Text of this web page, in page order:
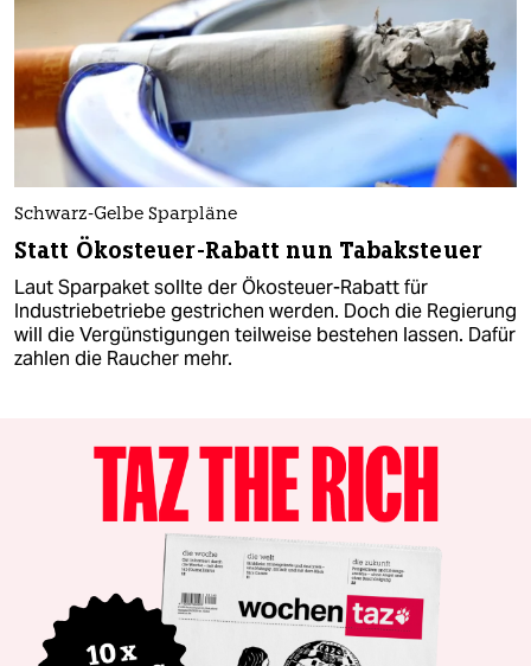
Schwarz-Gelbe Sparpläne
Statt Ökosteuer-Rabatt nun Tabaksteuer
Laut Sparpaket sollte der Ökosteuer-Rabatt für
Industriebetriebe gestrichen werden. Doch die Regierung
will die Vergünstigungen teilweise bestehen lassen. Dafür
zahlen die Raucher mehr.